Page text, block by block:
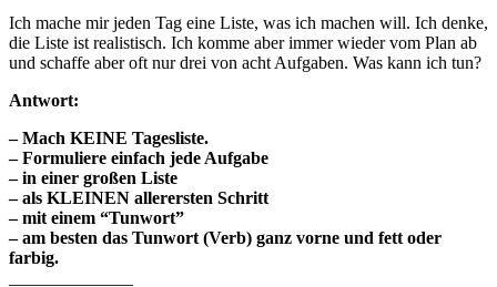
Ich mache mir jeden Tag eine Liste, was ich machen will. Ich denke,
die Liste ist realistisch. Ich komme aber immer wieder vom Plan ab
und schaffe aber oft nur drei von acht Aufgaben. Was kann ich tun?
Antwort:
– Mach KEINE Tagesliste.
– Formuliere einfach jede Aufgabe
– in einer großen Liste
– als KLEINEN allerersten Schritt
– mit einem “Tunwort”
– am besten das Tunwort (Verb) ganz vorne und fett oder
farbig.